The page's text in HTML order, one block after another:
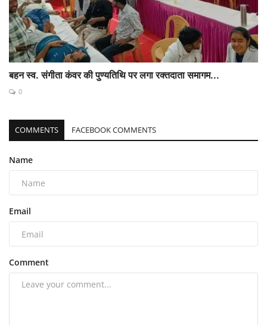
बहन स्व. संगीता कंवर की पुण्यतिथि पर लगा रक्तदाता समागम...
0
COMMENTS FACEBOOK COMMENTS
Name
Email
Comment